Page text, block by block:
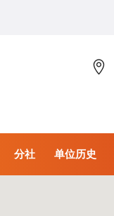
分社 单位历史